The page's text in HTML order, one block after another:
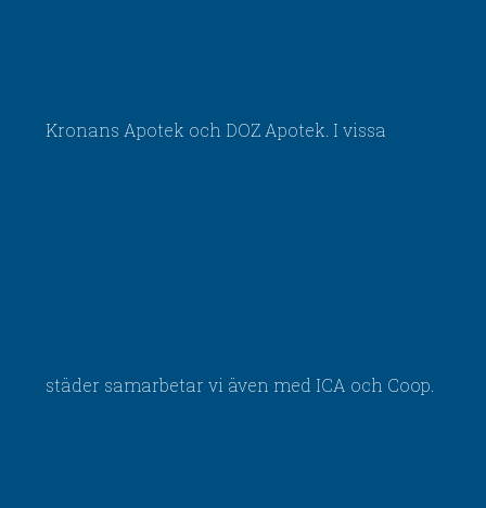
Kronans Apotek och DOZ Apotek. I vissa
städer samarbetar vi även med ICA och Coop.